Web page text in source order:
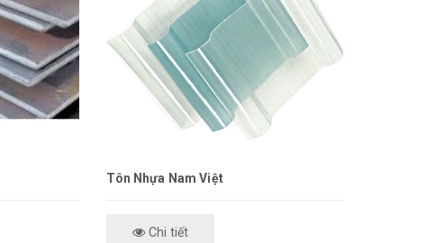
Tôn Nhựa Nam Việt
Chi tiết